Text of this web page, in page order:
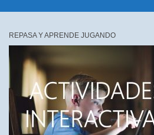
REPASA Y APRENDE JUGANDO